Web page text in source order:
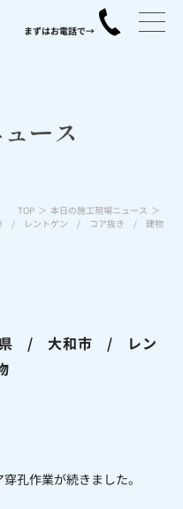
ース
TOP
本日の施工現場ニュース
市 / レントゲン / コア抜き / 建物
県 / 大和市 / レン
孔作業が続きました。